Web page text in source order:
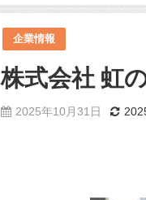
企業情報
株式会社 虹
2025年10月31日